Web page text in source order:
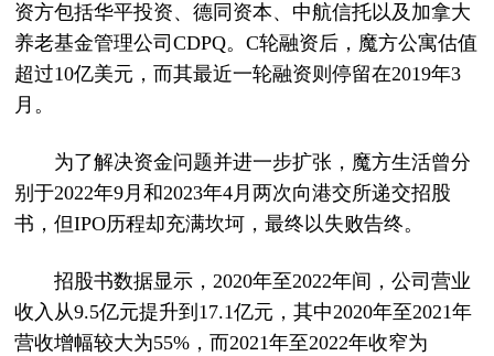
资方包括华平投资、德同资本、中航信托以及加拿大
养老基金管理公司CDPQ。C轮融资后，魔方公寓估值
超过10亿美元，而其最近一轮融资则停留在2019年3
月。
为了解决资金问题并进一步扩张，魔方生活曾分
别于2022年9月和2023年4月两次向港交所递交招股
书，但IPO历程却充满坎坷，最终以失败告终。
招股书数据显示，2020年至2022年间，公司营业
收入从9.5亿元提升到17.1亿元，其中2020年至2021年
营收增幅较大为55%，而2021年至2022年收窄为